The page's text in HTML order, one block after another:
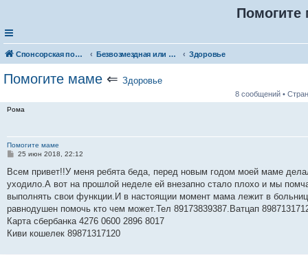
Помогите
Спонсорская помощь. Разместите своё объявление в соответствующей рубрике Безвозмездная или условно-безвозмездная помощь Здоровье
Помогите маме ⇐ Здоровье
8 сообщений •
Рома
Помогите маме
С
о
щ
е
и
е
25 июн 2018, 22:12
Всем привет!!У меня ребята беда, перед новым годом моей маме
уходило.А вот на прошлой неделе ей внезапно стало плохо и мы
выполнять свои функции.И в настоящии момент мама лежит в
равнодушен помочь кто чем может.Тел 89173839387.Ватцап
Карта сбербанка 4276 0600 2896 8017
Киви кошелек 89871317120